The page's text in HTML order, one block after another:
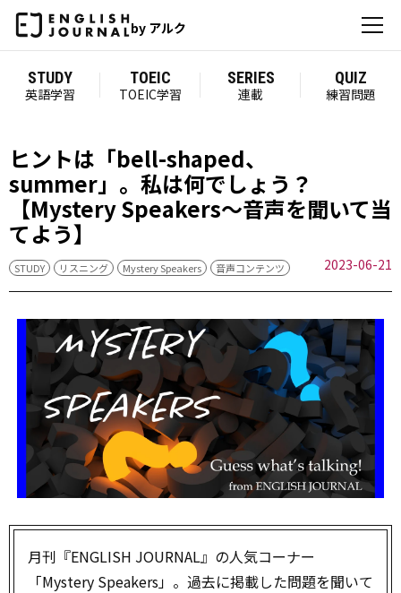
by アルク
STUDY
英語学習
TOEIC
TOEIC学習
SERIES
連載
QUIZ
練習問題
ヒントは「bell-shaped、
summer」。私は何でしょう？
【Mystery Speakers～音声を聞いて当
てよう】
STUDY リスニング Mystery Speakers 音声コンテンツ 2023-06-21
月刊『ENGLISH JOURNAL』の人気コーナー
「Mystery Speakers」。過去に掲載した問題を聞いて